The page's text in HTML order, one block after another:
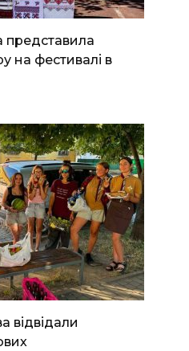
представила
на фестивалі в
відвідали